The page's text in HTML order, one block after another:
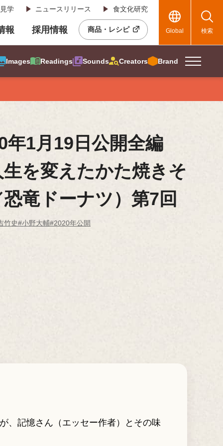
学 ニュースリリース 食文化研究
報 採用情報 商品・レシピ Global 検索
Images Readings Sounds Creators Brand
年1月19日公開全編
を変えたかた焼きそ
竜ドーナツ）第7回
竹史#小野大輔#2020年公開
、記憶さん（エッセー作者）とその味